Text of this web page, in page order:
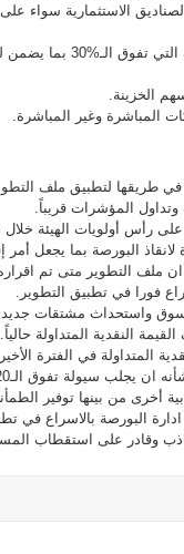
الاستثمارية سواء
ايجاد حلول علاجية
الخزينة.
المباشرة وغير المباشرة.
طريقها لتطبيق ملف
المؤشرات قريباً.
رأس أولويات الهيئة
البورصة بما يجعل أمر
ملف التطوير متى تم
فورا في تطبيق التطوير.
واستحداث مشتقات
من بينها توفير
البورصة بالاسراع في
وقادر على استقطاب